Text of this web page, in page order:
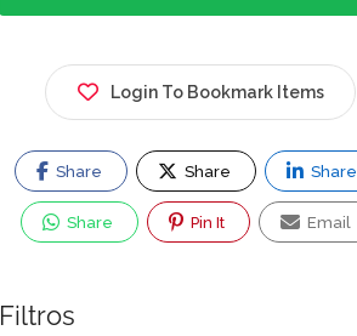
Login To Bookmark Items
Share Share Share
Share Pin It Email
Filtros